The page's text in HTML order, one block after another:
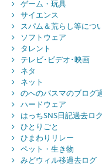
ゲーム・玩具
サイエンス
スパム＆荒らし等につ
ソフトウェア
タレント
テレビ･ビデオ･映画
ネタ
ネット
のへのバスマのブログ
ハードウェア
はっちSNS日記過去ロ
ひとりごと
ひまわりリレー
ペット・生き物
みどウィル移過去ログ